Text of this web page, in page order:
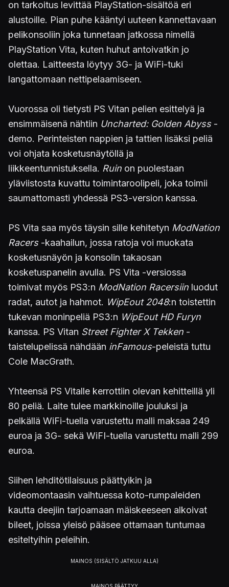
on tarkoitus levittää PlayStation-sisältöä eri
alustoille. Pian puhe kääntyi uuteen kannettavaan
pelikonsoliin joka tunnetaan jatkossa nimellä
PlayStation Vita, kuten huhut antoivatkin jo
olettaa. Laitteesta löytyy 3G- ja WiFi-tuki
langattomaan nettipelaamiseen.
Vuorossa oli tietysti PS Vitan pelien esittelyä ja
ensimmäisenä nähtiin Uncharted: Golden Abyss-
demo. Perinteisten nappien ja tattien lisäksi peliä
voi ohjata kosketusnäytöllä ja
liikkeentunnistuksella. Ruin on puolestaan
yläviistosta kuvattu toimintaroolipeli, joka toimii
saumattomasti yhdessä PS3-version kanssa.
PS Vita saa myös täysin sille kehitetyn ModNation
Racers-kaahailun, jossa ratoja voi muokata
kosketusnäyön ja konsolin takaosan
kosketuspanelin avulla. PS Vita -versiossa
toimivat myös PS3:n ModNation Racersiin luodut
radat, autot ja hahmot. WipEout 2048:n toistettin
tukevan moninpeliä PS3:n WipEout HD Furyn
kanssa. PS Vitan Street Fighter X Tekken -
taistelupelissä nähdään inFamous-peleistä tuttu
Cole MacGrath.
Yhteensä PS Vitalle kerrottiin olevan kehitteillä yli
80 peliä. Laite tulee markkinoille jouluksi ja
pelkällä WiFi-tuella varustettu malli maksaa 249
euroa ja 3G- sekä WiFI-tuella varustettu malli 299
euroa.
Siihen lehditötilaisuus päättyikin ja
videomontaasin vaihtuessa koto-rumpaleiden
kautta deejiin tarjoamaan mäiskeeseen alkoivat
bileet, joissa yleisö pääsee ottamaan tuntumaa
esiteltyihin peleihin.